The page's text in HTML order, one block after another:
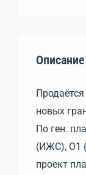
Описание
новых
По ген.
(ИЖС), О1
проект